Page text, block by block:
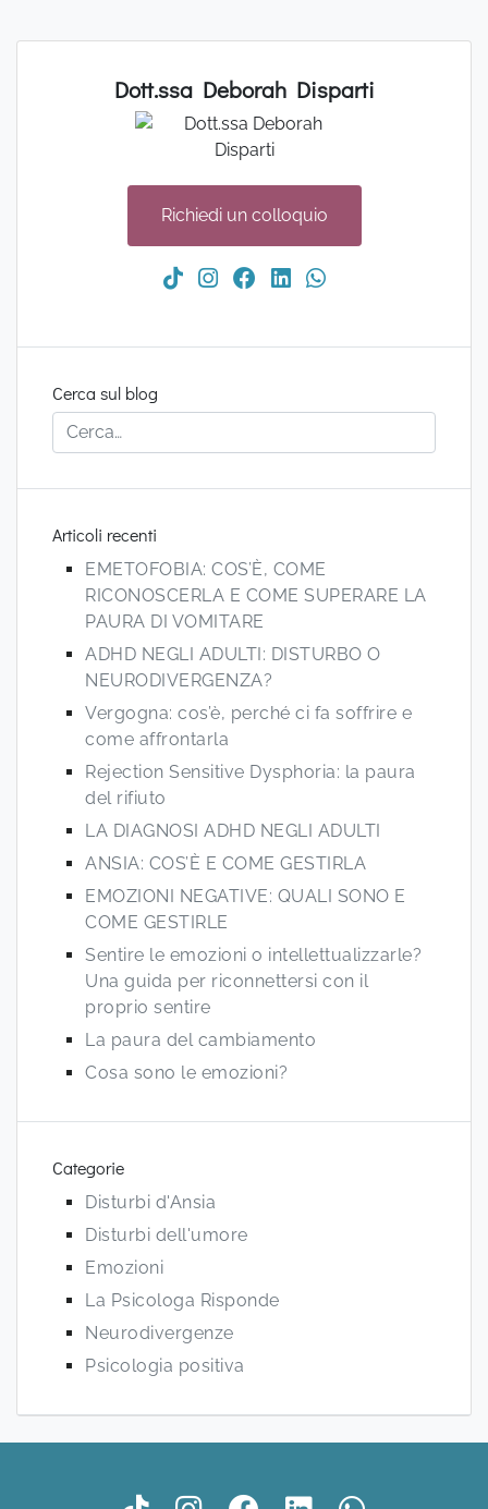
Dott.ssa Deborah Disparti
Richiedi un colloquio
Cerca sul blog
Articoli recenti
EMETOFOBIA: COS’È, COME
RICONOSCERLA E COME SUPERARE LA
PAURA DI VOMITARE
ADHD NEGLI ADULTI: DISTURBO O
NEURODIVERGENZA?
Vergogna: cos’è, perché ci fa soffrire e
come affrontarla
Rejection Sensitive Dysphoria: la paura
del rifiuto
LA DIAGNOSI ADHD NEGLI ADULTI
ANSIA: COS’È E COME GESTIRLA
EMOZIONI NEGATIVE: QUALI SONO E
COME GESTIRLE
Sentire le emozioni o intellettualizzarle?
Una guida per riconnettersi con il
proprio sentire
La paura del cambiamento
Cosa sono le emozioni?
Categorie
Disturbi d'Ansia
Disturbi dell'umore
Emozioni
La Psicologa Risponde
Neurodivergenze
Psicologia positiva